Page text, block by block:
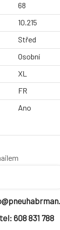
68
10.215
Střed
Osobní
XL
FR
Ano
tel: 608 831 788